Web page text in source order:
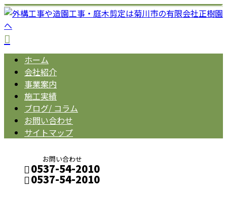
ホーム
会社紹介
事業案内
施工実績
ブログ/ コラム
お問い合わせ
サイトマップ
お問い合わせ
0537-54-2010
0537-54-2010